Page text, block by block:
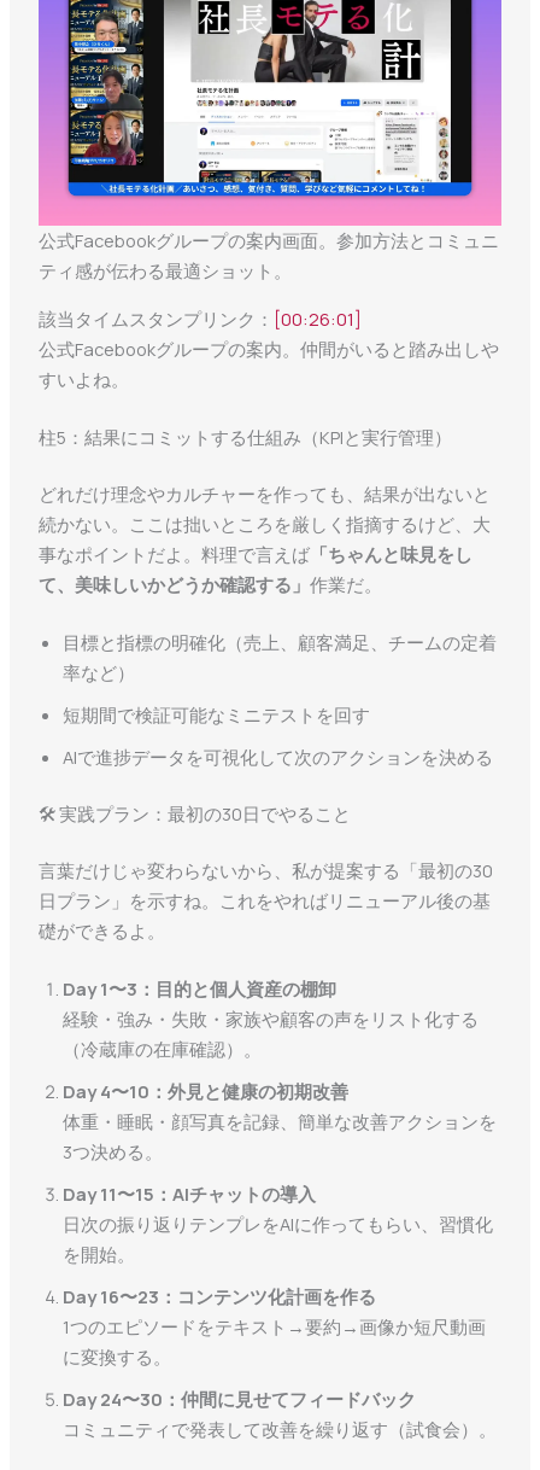
公式Facebookグループの案内画面。参加方法とコミュニ
ティ感が伝わる最適ショット。
該当タイムスタンプリンク： [00:26:01]
公式Facebookグループの案内。仲間がいると踏み出しや
すいよね。
柱5：結果にコミットする仕組み（KPIと実行管理）
どれだけ理念やカルチャーを作っても、結果が出ないと
続かない。ここは拙いところを厳しく指摘するけど、大
事なポイントだよ。料理で言えば「ちゃんと味見をし
て、美味しいかどうか確認する」 作業だ。
目標と指標の明確化（売上、顧客満足、チームの定着
率など）
短期間で検証可能なミニテストを回す
AIで進捗データを可視化して次のアクションを決める
🛠 実践プラン：最初の30日でやること
言葉だけじゃ変わらないから、私が提案する「最初の30
日プラン」を示すね。これをやればリニューアル後の基
礎ができるよ。
Day 1〜3：目的と個人資産の棚卸
経験・強み・失敗・家族や顧客の声をリスト化する
（冷蔵庫の在庫確認）。
Day 4〜10：外見と健康の初期改善
体重・睡眠・顔写真を記録、簡単な改善アクションを
3つ決める。
Day 11〜15：AIチャットの導入
日次の振り返りテンプレをAIに作ってもらい、習慣化
を開始。
Day 16〜23：コンテンツ化計画を作る
1つのエピソードをテキスト→要約→画像か短尺動画
に変換する。
Day 24〜30：仲間に見せてフィードバック
コミュニティで発表して改善を繰り返す（試食会）。